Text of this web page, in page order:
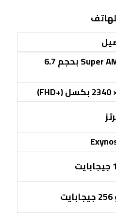
Super AMOLED بحجم 6.7